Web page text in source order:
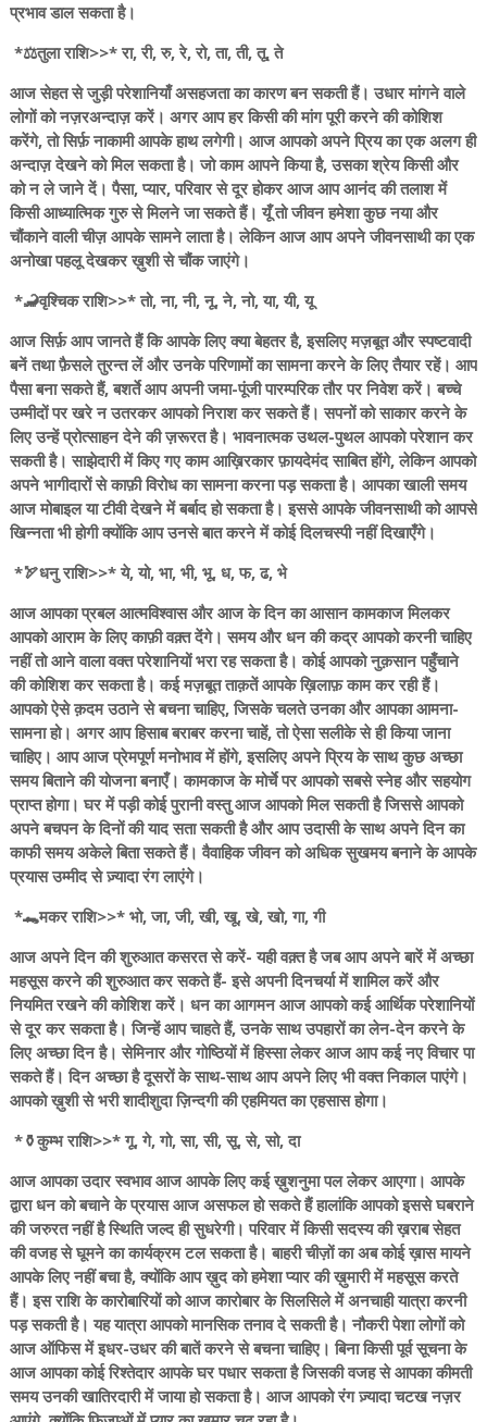
प्रभाव डाल सकता है।
*⚖️तुला राशि>>* रा, री, रु, रे, रो, ता, ती, तू, ते
आज सेहत से जुड़ी परेशानियाँ असहजता का कारण बन सकती हैं। उधार मांगने वाले
लोगों को नज़रअन्दाज़ करें। अगर आप हर किसी की मांग पूरी करने की कोशिश
करेंगे, तो सिर्फ़ नाकामी आपके हाथ लगेगी। आज आपको अपने प्रिय का एक अलग ही
अन्दाज़ देखने को मिल सकता है। जो काम आपने किया है, उसका श्रेय किसी और
को न ले जाने दें। पैसा, प्यार, परिवार से दूर होकर आज आप आनंद की तलाश में
किसी आध्यात्मिक गुरु से मिलने जा सकते हैं। यूँ तो जीवन हमेशा कुछ नया और
चौंकाने वाली चीज़ आपके सामने लाता है। लेकिन आज आप अपने जीवनसाथी का एक
अनोखा पहलू देखकर ख़ुशी से चौंक जाएंगे।
*🦂वृश्चिक राशि>>* तो, ना, नी, नू, ने, नो, या, यी, यू
आज सिर्फ़ आप जानते हैं कि आपके लिए क्या बेहतर है, इसलिए मज़बूत और स्पष्टवादी
बनें तथा फ़ैसले तुरन्त लें और उनके परिणामों का सामना करने के लिए तैयार रहें। आप
पैसा बना सकते हैं, बशर्ते आप अपनी जमा-पूंजी पारम्परिक तौर पर निवेश करें। बच्चे
उम्मीदों पर खरे न उतरकर आपको निराश कर सकते हैं। सपनों को साकार करने के
लिए उन्हें प्रोत्साहन देने की ज़रूरत है। भावनात्मक उथल-पुथल आपको परेशान कर
सकती है। साझेदारी में किए गए काम आख़िरकार फ़ायदेमंद साबित होंगे, लेकिन आपको
अपने भागीदारों से काफ़ी विरोध का सामना करना पड़ सकता है। आपका खाली समय
आज मोबाइल या टीवी देखने में बर्बाद हो सकता है। इससे आपके जीवनसाथी को आपसे
खिन्नता भी होगी क्योंकि आप उनसे बात करने में कोई दिलचस्पी नहीं दिखाएँगे।
*🏹धनु राशि>>* ये, यो, भा, भी, भू, ध, फ, ढ, भे
आज आपका प्रबल आत्मविश्वास और आज के दिन का आसान कामकाज मिलकर
आपको आराम के लिए काफ़ी वक़्त देंगे। समय और धन की कद्र आपको करनी चाहिए
नहीं तो आने वाला वक्त परेशानियों भरा रह सकता है। कोई आपको नुक़सान पहुँचाने
की कोशिश कर सकता है। कई मज़बूत ताक़तें आपके ख़िलाफ़ काम कर रही हैं।
आपको ऐसे क़दम उठाने से बचना चाहिए, जिसके चलते उनका और आपका आमना-
सामना हो। अगर आप हिसाब बराबर करना चाहें, तो ऐसा सलीके से ही किया जाना
चाहिए। आप आज प्रेमपूर्ण मनोभाव में होंगे, इसलिए अपने प्रिय के साथ कुछ अच्छा
समय बिताने की योजना बनाएँ। कामकाज के मोर्चे पर आपको सबसे स्नेह और सहयोग
प्राप्त होगा। घर में पड़ी कोई पुरानी वस्तु आज आपको मिल सकती है जिससे आपको
अपने बचपन के दिनों की याद सता सकती है और आप उदासी के साथ अपने दिन का
काफी समय अकेले बिता सकते हैं। वैवाहिक जीवन को अधिक सुखमय बनाने के आपके
प्रयास उम्मीद से ज़्यादा रंग लाएंगे।
*🐊मकर राशि>>* भो, जा, जी, खी, खू, खे, खो, गा, गी
आज अपने दिन की शुरुआत कसरत से करें- यही वक़्त है जब आप अपने बारें में अच्छा
महसूस करने की शुरुआत कर सकते हैं- इसे अपनी दिनचर्या में शामिल करें और
नियमित रखने की कोशिश करें। धन का आगमन आज आपको कई आर्थिक परेशानियों
से दूर कर सकता है। जिन्हें आप चाहते हैं, उनके साथ उपहारों का लेन-देन करने के
लिए अच्छा दिन है। सेमिनार और गोष्ठियों में हिस्सा लेकर आज आप कई नए विचार पा
सकते हैं। दिन अच्छा है दूसरों के साथ-साथ आप अपने लिए भी वक्त निकाल पाएंगे।
आपको ख़ुशी से भरी शादीशुदा ज़िन्दगी की एहमियत का एहसास होगा।
*⚱️कुम्भ राशि>>* गू, गे, गो, सा, सी, सू, से, सो, दा
आज आपका उदार स्वभाव आज आपके लिए कई ख़ुशनुमा पल लेकर आएगा। आपके
द्वारा धन को बचाने के प्रयास आज असफल हो सकते हैं हालांकि आपको इससे घबराने
की जरुरत नहीं है स्थिति जल्द ही सुधरेगी। परिवार में किसी सदस्य की ख़राब सेहत
की वजह से घूमने का कार्यक्रम टल सकता है। बाहरी चीज़ों का अब कोई ख़ास मायने
आपके लिए नहीं बचा है, क्योंकि आप ख़ुद को हमेशा प्यार की ख़ुमारी में महसूस करते
हैं। इस राशि के कारोबारियों को आज कारोबार के सिलसिले में अनचाही यात्रा करनी
पड़ सकती है। यह यात्रा आपको मानसिक तनाव दे सकती है। नौकरी पेशा लोगों को
आज ऑफिस में इधर-उधर की बातें करने से बचना चाहिए। बिना किसी पूर्व सूचना के
आज आपका कोई रिश्तेदार आपके घर पधार सकता है जिसकी वजह से आपका कीमती
समय उनकी खातिरदारी में जाया हो सकता है। आज आपको रंग ज़्यादा चटख नज़र